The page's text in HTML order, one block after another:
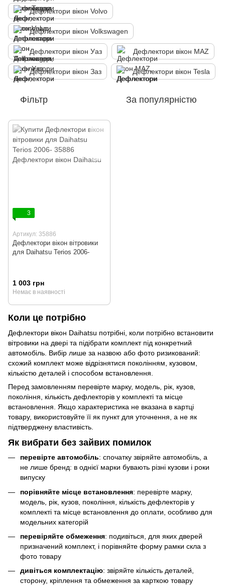
Дефлектори вікон Volvo
Дефлектори вікон Volkswagen
Дефлектори вікон Уаз Дефлектори вікон MAZ
Дефлектори вікон Заз Дефлектори вікон Tesla
Фільтр За популярністю
3
Артикул: 35886
Дефлектори вікон вітровики
для Daihatsu Terios 2006-
1 003 грн
Немає в наявності
Коли це потрібно
Дефлектори вікон Daihatsu потрібні, коли потрібно встановити
вітровики на двері та підібрати комплект під конкретний
автомобіль. Вибір лише за назвою або фото ризикований:
схожий комплект може відрізнятися поколінням, кузовом,
кількістю деталей і способом встановлення.
Перед замовленням перевірте марку, модель, рік, кузов,
покоління, кількість дефлекторів у комплекті та місце
встановлення. Якщо характеристика не вказана в картці
товару, використовуйте її як пункт для уточнення, а не як
підтверджену властивість.
Як вибрати без зайвих помилок
перевірте автомобіль: спочатку звіряйте автомобіль, а
не лише бренд: в однієї марки бувають різні кузови і роки
випуску
порівняйте місце встановлення: перевірте марку,
модель, рік, кузов, покоління, кількість дефлекторів у
комплекті та місце встановлення до оплати, особливо для
модельних категорій
перевіряйте обмеження: подивіться, для яких дверей
призначений комплект, і порівняйте форму рамки скла з
фото товару
дивіться комплектацію: звіряйте кількість деталей,
сторону, кріплення та обмеження за карткою товару